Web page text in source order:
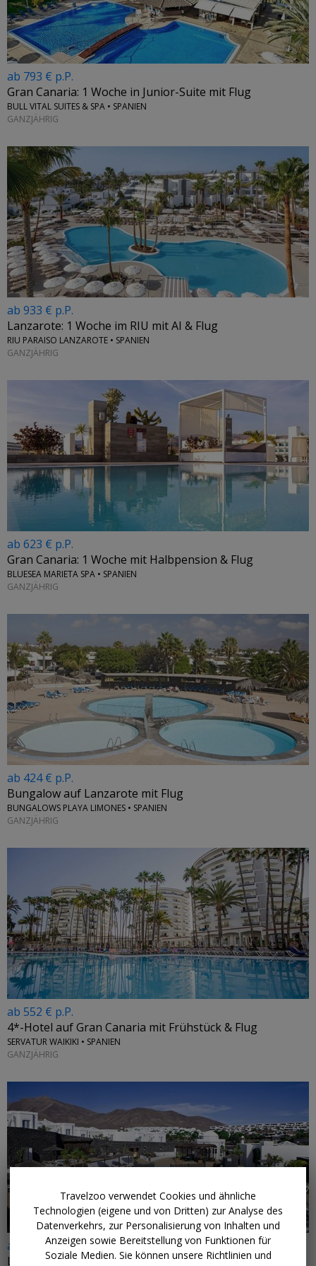
ab 793 € p.P.
Gran Canaria: 1 Woche in Junior-Suite mit Flug
BULL VITAL SUITES & SPA • SPANIEN
GANZJÄHRIG
ab 933 € p.P.
Lanzarote: 1 Woche im RIU mit AI & Flug
RIU PARAISO LANZAROTE • SPANIEN
GANZJÄHRIG
ab 623 € p.P.
Gran Canaria: 1 Woche mit Halbpension & Flug
BLUESEA MARIETA SPA • SPANIEN
GANZJÄHRIG
ab 424 € p.P.
Bungalow auf Lanzarote mit Flug
BUNGALOWS PLAYA LIMONES • SPANIEN
GANZJÄHRIG
ab 552 € p.P.
4*-Hotel auf Gran Canaria mit Frühstück & Flug
SERVATUR WAIKIKI • SPANIEN
GANZJÄHRIG
ab 692 € p.P.
Lanzarote: 4*-Apartmentanlage mit Flug
Travelzoo verwendet Cookies und ähnliche
Technologien (eigene und von Dritten) zur Analyse des
Datenverkehrs, zur Personalisierung von Inhalten und
Anzeigen sowie Bereitstellung von Funktionen für
Soziale Medien. Sie können unsere Richtlinien und